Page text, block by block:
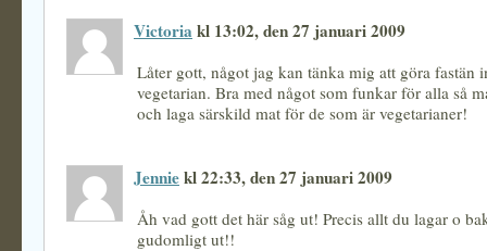
Victoria kl 13:02, den 27 januari 2009
Låter gott, något jag kan tänka mig att göra fastän
vegetarian. Bra med något som funkar för alla så
och laga särskild mat för de som är vegetarianer!
Jenniekl 22:33, den 27 januari 2009
Åh vad gott det här såg ut! Precis allt du lagar o
gudomligt ut!!